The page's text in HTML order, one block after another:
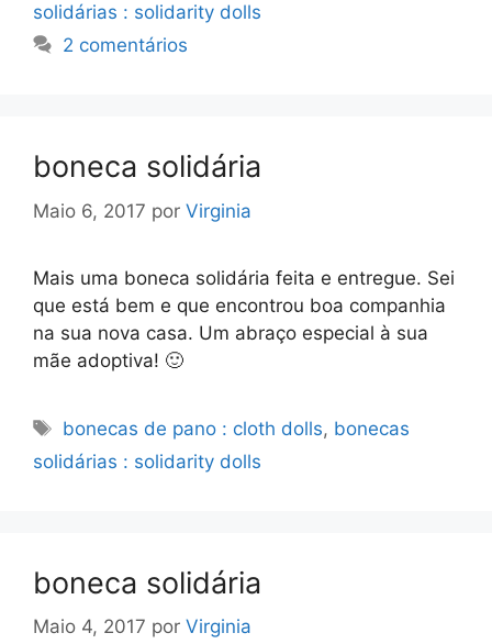
solidárias : solidarity dolls
2 comentários
boneca solidária
Maio 6, 2017 por Virginia
Mais uma boneca solidária feita e entregue. Sei
que está bem e que encontrou boa companhia
na sua nova casa. Um abraço especial à sua
mãe adoptiva! 🙂
Etiquetas
bonecas de pano : cloth dolls, bonecas
solidárias : solidarity dolls
boneca solidária
Maio 4, 2017 por Virginia